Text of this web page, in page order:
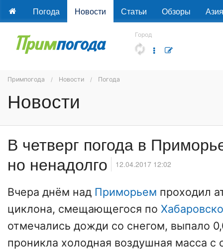
Погода Новости Статьи Обзоры Азия
Город
Примпогода Новости Погода
Новости
В четверг погода в
но ненадолго
12.04.2017 12:02
Вчера днём над Приморьем проходил
циклона, смещающегося по
отмечались дожди со снегом, выпало
проникла холодная воздушная масса с